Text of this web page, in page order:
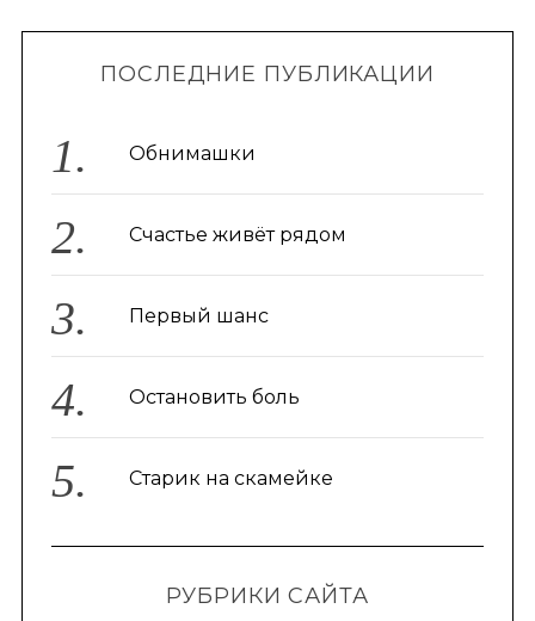
ПОСЛЕДНИЕ ПУБЛИКАЦИИ
Обнимашки
Счастье живёт рядом
Первый шанс
Остановить боль
Старик на скамейке
РУБРИКИ САЙТА